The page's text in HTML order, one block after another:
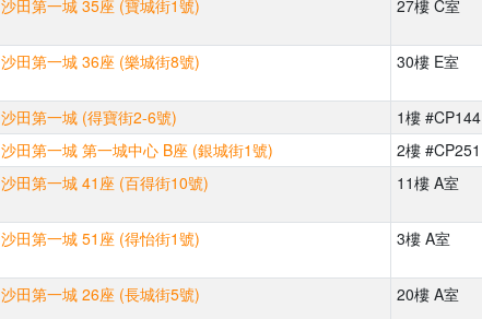
沙田第一城 35座 (寶城街1號) 27樓 C室
沙田第一城 36座 (樂城街8號) 30樓 E室
沙田第一城 (得寶街2-6號) 1樓 #CP144
沙田第一城 第一城中心 B座 (銀城街1號) 2樓 #CP251
沙田第一城 41座 (百得街10號) 11樓 A室
沙田第一城 51座 (得怡街1號) 3樓 A室
沙田第一城 26座 (長城街5號) 20樓 A室